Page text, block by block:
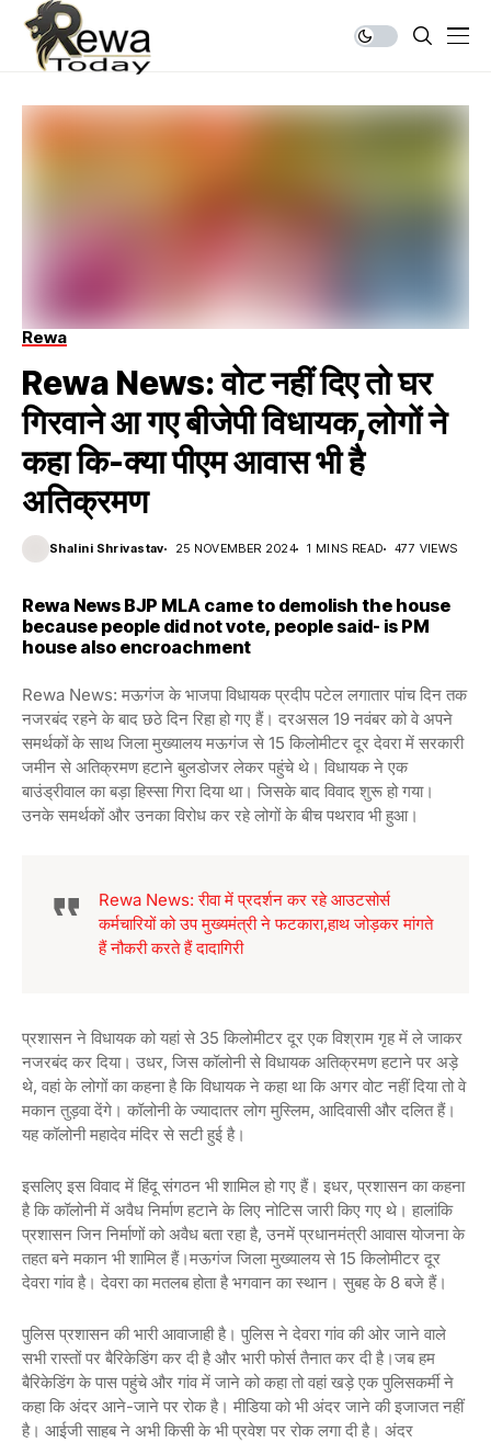
Rewa
Rewa News: वोट नहीं दिए तो घर
गिरवाने आ गए बीजेपी विधायक,लोगों ने
कहा कि-क्या पीएम आवास भी है
अतिक्रमण
Shalini Shrivastav 25 NOVEMBER 2024 1 MINS READ 477 VIEWS
Rewa News BJP MLA came to demolish the house
because people did not vote, people said- is PM
house also encroachment
Rewa News: मऊगंज के भाजपा विधायक प्रदीप पटेल लगातार पांच दिन तक
नजरबंद रहने के बाद छठे दिन रिहा हो गए हैं। दरअसल 19 नवंबर को वे अपने
समर्थकों के साथ जिला मुख्यालय मऊगंज से 15 किलोमीटर दूर देवरा में सरकारी
जमीन से अतिक्रमण हटाने बुलडोजर लेकर पहुंचे थे। विधायक ने एक
बाउंड्रीवाल का बड़ा हिस्सा गिरा दिया था। जिसके बाद विवाद शुरू हो गया।
उनके समर्थकों और उनका विरोध कर रहे लोगों के बीच पथराव भी हुआ।
Rewa News: रीवा में प्रदर्शन कर रहे आउटसोर्स
कर्मचारियों को उप मुख्यमंत्री ने फटकारा,हाथ जोड़कर मांगते
हैं नौकरी करते हैं दादागिरी
प्रशासन ने विधायक को यहां से 35 किलोमीटर दूर एक विश्राम गृह में ले जाकर
नजरबंद कर दिया। उधर, जिस कॉलोनी से विधायक अतिक्रमण हटाने पर अड़े
थे, वहां के लोगों का कहना है कि विधायक ने कहा था कि अगर वोट नहीं दिया तो वे
मकान तुड़वा देंगे। कॉलोनी के ज्यादातर लोग मुस्लिम, आदिवासी और दलित हैं।
यह कॉलोनी महादेव मंदिर से सटी हुई है।
इसलिए इस विवाद में हिंदू संगठन भी शामिल हो गए हैं। इधर, प्रशासन का कहना
है कि कॉलोनी में अवैध निर्माण हटाने के लिए नोटिस जारी किए गए थे। हालांकि
प्रशासन जिन निर्माणों को अवैध बता रहा है, उनमें प्रधानमंत्री आवास योजना के
तहत बने मकान भी शामिल हैं।मऊगंज जिला मुख्यालय से 15 किलोमीटर दूर
देवरा गांव है। देवरा का मतलब होता है भगवान का स्थान। सुबह के 8 बजे हैं।
पुलिस प्रशासन की भारी आवाजाही है। पुलिस ने देवरा गांव की ओर जाने वाले
सभी रास्तों पर बैरिकेडिंग कर दी है और भारी फोर्स तैनात कर दी है।जब हम
बैरिकेडिंग के पास पहुंचे और गांव में जाने को कहा तो वहां खड़े एक पुलिसकर्मी ने
कहा कि अंदर आने-जाने पर रोक है। मीडिया को भी अंदर जाने की इजाजत नहीं
है। आईजी साहब ने अभी किसी के भी प्रवेश पर रोक लगा दी है। अंदर